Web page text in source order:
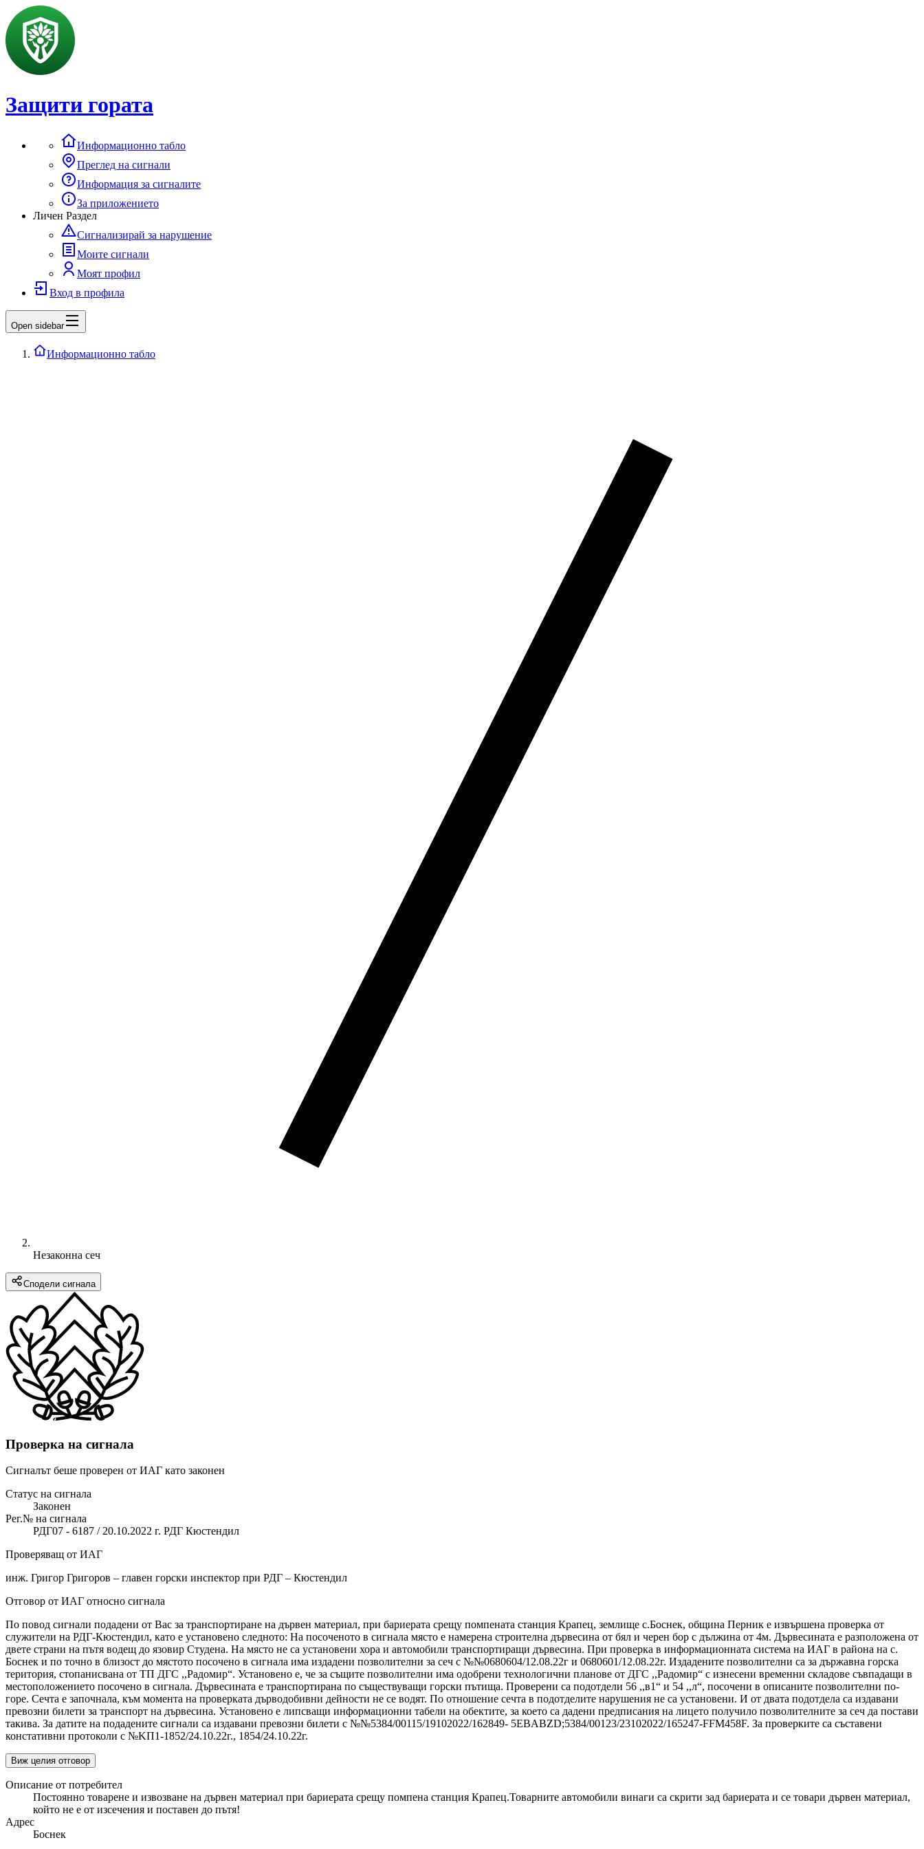
Защити гората
Информационно табло
Преглед на сигнали
Информация за сигналите
За приложението
Личен Раздел
Сигнализирай за нарушение
Моите сигнали
Моят профил
Вход в профила
Open sidebar
Информационно табло
Незаконна сеч
Сподели сигнала
Проверка на сигнала
Сигналът беше проверен от ИАГ като законен
Статус на сигнала
Законен
Рег.№ на сигнала
РДГ07 - 6187 / 20.10.2022 г. РДГ Кюстендил
Проверяващ от ИАГ
инж. Григор Григоров – главен горски инспектор при РДГ – Кюстендил
Отговор от ИАГ относно сигнала
По повод сигнали подадени от Вас за транспортиране на дървен материал, при бариерата срещу помпената станция Крапец, землище с.Боснек, община Перник е извършена проверка от
служители на РДГ-Кюстендил, като е установено следното: На посоченото в сигнала място е намерена строителна дървесина от бял и черен бор с дължина от 4м. Дървесината е разположена от
двете страни на пътя водещ до язовир Студена. На място не са установени хора и автомобили транспортиращи дървесина. При проверка в информационната система на ИАГ в района на с.
Боснек и по точно в близост до мястото посочено в сигнала има издадени позволителни за сеч с №№0680604/12.08.22г и 0680601/12.08.22г. Издадените позволителни са за държавна горска
територия, стопанисвана от ТП ДГС ,,Радомир“. Установено е, че за същите позволителни има одобрени технологични планове от ДГС ,,Радомир“ с изнесени временни складове съвпадащи в
местоположението посочено в сигнала. Дървесината е транспортирана по съществуващи горски пътища. Проверени са подотдели 56 ,,в1“ и 54 ,,л“, посочени в описаните позволителни по-
горе. Сечта е започнала, към момента на проверката дърводобивни дейности не се водят. По отношение сечта в подотделите нарушения не са установени. И от двата подотдела са издавани
превозни билети за транспорт на дървесина. Установено е липсващи информационни табели на обектите, за което са дадени предписания на лицето получило позволителните за сеч да постави
такива. За датите на подадените сигнали са издавани превозни билети с №№5384/00115/19102022/162849- 5EBABZD;5384/00123/23102022/165247-FFM458F. За проверките са съставени
констативни протоколи с №KП1-1852/24.10.22г., 1854/24.10.22г.
Виж целия отговор
Описание от потребител
Постоянно товарене и извозване на дървен материал при бариерата срещу помпена станция Крапец.Товарните автомобили винаги са скрити зад бариерата и се товари дървен материал,
който не е от изсечения и поставен до пътя!
Адрес
Боснек